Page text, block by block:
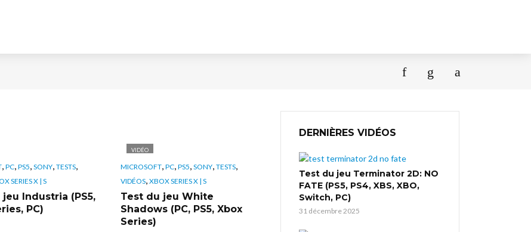
, PC, PS5, SONY, TESTS,
SERIES X | S
Industria (PS5,
PC)
VIDÉO
MICROSOFT, PC, PS5, SONY, TESTS,
VIDÉOS, XBOX SERIES X | S
Test du jeu White
Shadows (PC, PS5, Xbox
Series)
DERNIÈRES VIDÉOS
Test du jeu Terminator 2D: NO
FATE (PS5, PS4, XBS, XBO,
Switch, PC)
31 décembre 2025